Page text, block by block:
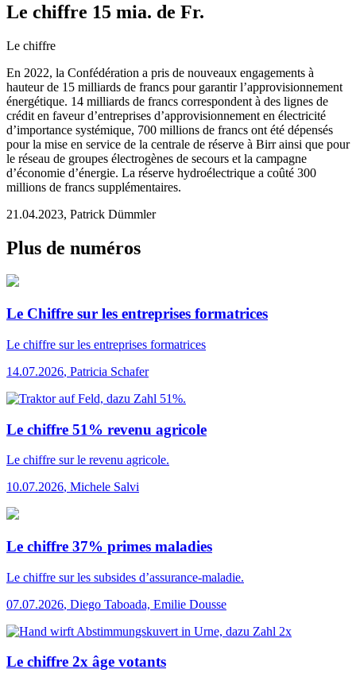
Le chiffre 15 mia. de Fr.
Le chiffre
En 2022, la Confédération a pris de nouveaux engagements à
hauteur de 15 milliards de francs pour garantir l’approvisionnement
énergétique. 14 milliards de francs correspondent à des lignes de
crédit en faveur d’entreprises d’approvisionnement en électricité
d’importance systémique, 700 millions de francs ont été dépensés
pour la mise en service de la centrale de réserve à Birr ainsi que pour
le réseau de groupes électrogènes de secours et la campagne
d’économie d’énergie. La réserve hydroélectrique a coûté 300
millions de francs supplémentaires.
21.04.2023, Patrick Dümmler
Plus de numéros
Le Chiffre sur les entreprises formatrices
Le chiffre sur les entreprises formatrices
14.07.2026, Patricia Schafer
Le chiffre 51% revenu agricole
Le chiffre sur le revenu agricole.
10.07.2026, Michele Salvi
Le chiffre 37% primes maladies
Le chiffre sur les subsides d’assurance-maladie.
07.07.2026, Diego Taboada, Emilie Dousse
Le chiffre 2x âge votants